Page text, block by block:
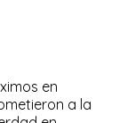
en
a la